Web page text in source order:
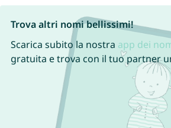
Trova altri nomi bellissimi!
Scarica subito la nostra app dei
gratuita e trova con il tuo partner